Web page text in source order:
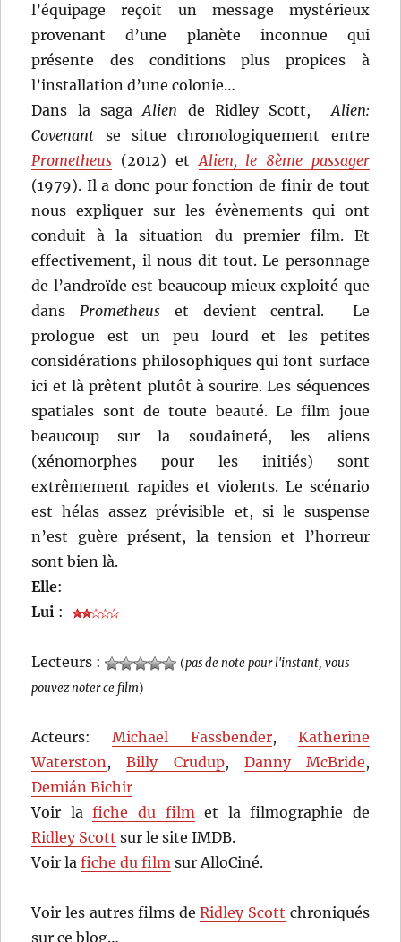
l’équipage reçoit un message mystérieux
provenant d’une planète inconnue qui
présente des conditions plus propices à
l’installation d’une colonie…
Dans la sagaAlien de Ridley Scott,Alien:
Covenant se situe chronologiquement entre
Prometheus (2012) etAlien, le 8ème passager
(1979). Il a donc pour fonction de finir de tout
nous expliquer sur les évènements qui ont
conduit à la situation du premier film. Et
effectivement, il nous dit tout. Le personnage
de l’androïde est beaucoup mieux exploité que
dansPrometheus et devient central. Le
prologue est un peu lourd et les petites
considérations philosophiques qui font surface
ici et là prêtent plutôt à sourire. Les séquences
spatiales sont de toute beauté. Le film joue
beaucoup sur la soudaineté, les aliens
(xénomorphes pour les initiés) sont
extrêmement rapides et violents. Le scénario
est hélas assez prévisible et, si le suspense
n’est guère présent, la tension et l’horreur
sont bien là.
Elle:
–
Lui :
Lecteurs : (pas de note pour l'instant, vous
pouvez noter ce film)
Acteurs:Michael Fassbender, Katherine
Waterston,Billy Crudup, Danny McBride,
Demián Bichir
Voir lafiche du filmet la filmographie de
Ridley Scott sur le site IMDB.
Voir lafiche du film sur AlloCiné.
Voir les autres films deRidley Scott chroniqués
sur ce blog…